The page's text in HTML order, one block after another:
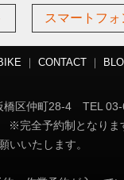
スマートフォ
｜ CONTACT ｜
区仲町28-4 TEL
完全予約制となりま
いいたします。